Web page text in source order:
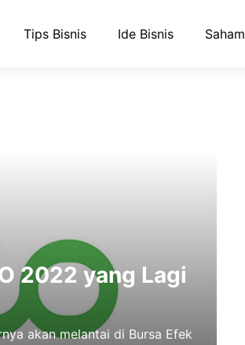
Tips Bisnis Ide Bisnis Saham
2022 yang Lagi
akan melantai di Bursa Efek